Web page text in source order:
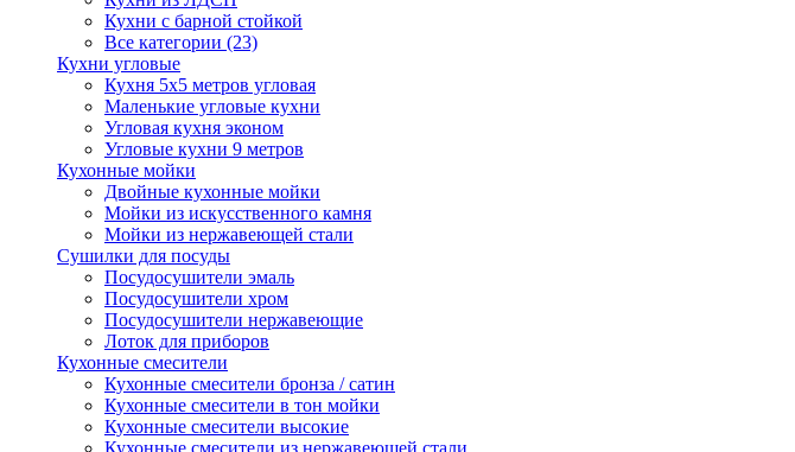
Кухни с барной стойкой
Все категории (23)
Кухни угловые
Кухня 5х5 метров угловая
Маленькие угловые кухни
Угловая кухня эконом
Угловые кухни 9 метров
Кухонные мойки
Двойные кухонные мойки
Мойки из искусственного камня
Мойки из нержавеющей стали
Сушилки для посуды
Посудосушители эмаль
Посудосушители хром
Посудосушители нержавеющие
Лоток для приборов
Кухонные смесители
Кухонные смесители бронза / сатин
Кухонные смесители в тон мойки
Кухонные смесители высокие
Кухонные смесители из нержавеющей стали